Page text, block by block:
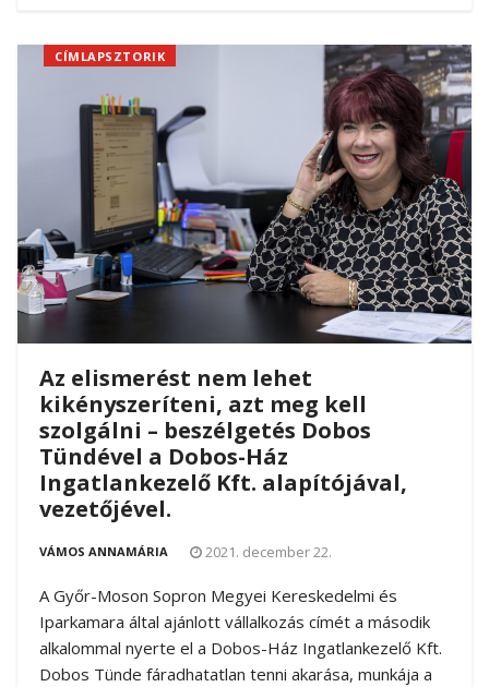
Az elismerést nem lehet
kikényszeríteni, azt meg kell
szolgálni – beszélgetés Dobos
Tündével a Dobos-Ház
Ingatlankezelő Kft. alapítójával,
vezetőjével.
VÁMOS ANNAMÁRIA
CÍMLAPSZTORIK
2021. december 22.
A Győr-Moson Sopron Megyei Kereskedelmi és
Iparkamara által ajánlott vállalkozás címét a második
alkalommal nyerte el a Dobos-Ház Ingatlankezelő Kft.
Dobos Tünde fáradhatatlan tenni akarása, munkája a